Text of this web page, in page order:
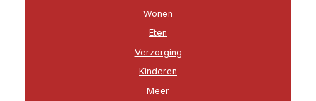
Wonen
Eten
Verzorging
Kinderen
Meer